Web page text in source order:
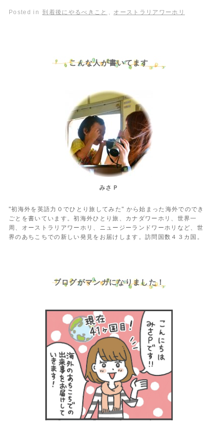
Posted in 到着後にやるべきこと , オーストラリアワーホリ
こんな人が書いてます
みさＰ
"初海外を英語力０でひとり旅してみた" から始まった海外でのでき
ごとを書いています。初海外ひとり旅、カナダワーホリ、世界一
周、オーストラリアワーホリ、ニュージーランドワーホリなど、世
界のあちこちでの新しい発見をお届けします。訪問国数４３カ国。
ブログがマンガになりました！